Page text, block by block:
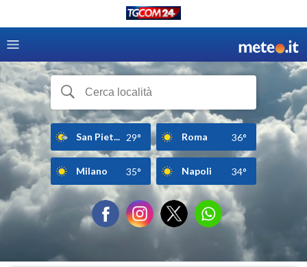
San Piet... 29° Roma 36°
Milano 35° Napoli 34°